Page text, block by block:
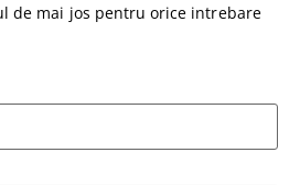
de mai jos pentru orice intrebare